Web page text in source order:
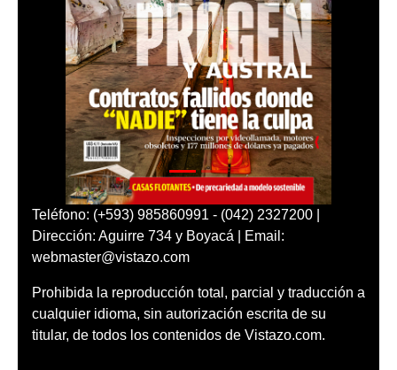
Teléfono: (+593) 985860991 - (042) 2327200 |
Dirección: Aguirre 734 y Boyacá | Email:
webmaster@vistazo.com
Prohibida la reproducción total, parcial y traducción a
cualquier idioma, sin autorización escrita de su
titular, de todos los contenidos de Vistazo.com.